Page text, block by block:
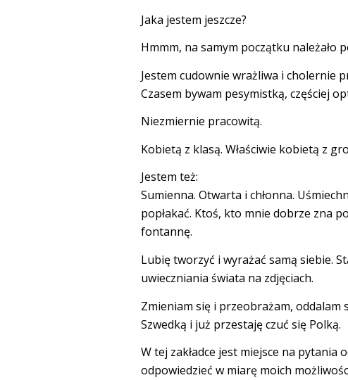
Jaka jestem jeszcze?
Hmmm, na samym początku należało
Jestem cudownie wrażliwa i cholernie
Czasem bywam pesymistką, częściej
Niezmiernie pracowitą.
Kobietą z klasą. Właściwie kobietą z
Jestem też:
Sumienna. Otwarta i chłonna.
popłakać. Ktoś, kto mnie dobrze zna
fontannę.
Lubię tworzyć i wyrażać samą siebie.
uwieczniania świata na zdjęciach.
Zmieniam się i przeobrażam, oddalam
Szwedką i już przestaję czuć się Polką.
W tej zakładce jest miejsce na
odpowiedzieć w miarę moich